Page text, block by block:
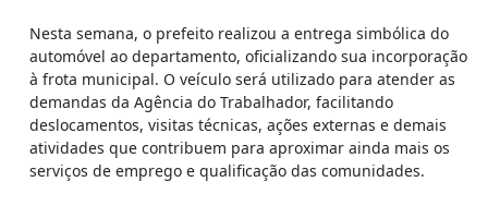
Nesta semana, o prefeito realizou a entrega simbólica do
automóvel ao departamento, oficializando sua incorporação
à frota municipal. O veículo será utilizado para atender as
demandas da Agência do Trabalhador, facilitando
deslocamentos, visitas técnicas, ações externas e demais
atividades que contribuem para aproximar ainda mais os
serviços de emprego e qualificação das comunidades.